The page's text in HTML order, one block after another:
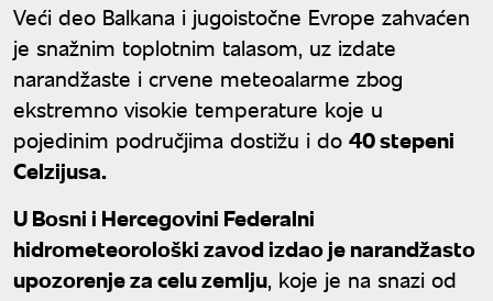
Veći deo Balkana i jugoistočne Evrope zahvaćen
je snažnim toplotnim talasom, uz izdate
narandžaste i crvene meteoalarme zbog
ekstremno visokie temperature koje u
pojedinim područjima dostižu i do 40 stepeni
Celzijusa.
U Bosni i Hercegovini Federalni
hidrometeorološki zavod izdao je narandžasto
upozorenje za celu zemlju, koje je na snazi od